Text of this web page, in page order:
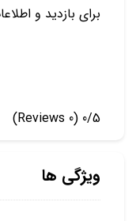
برای بازدید و
0/5
(0 Reviews)
ویژگی ها